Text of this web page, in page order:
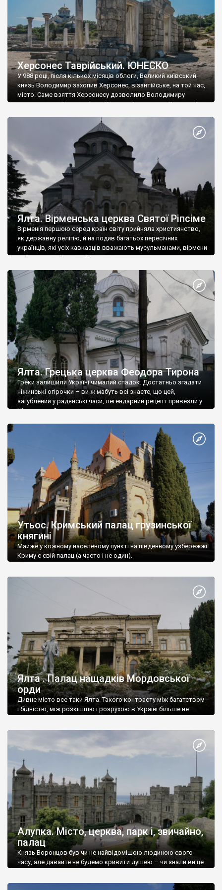
Херсонес Таврійський. ЮНЕСКО
У 988 році, після кількох місяців облоги, Великий київський
князь Володимир захопив Херсонес, візантійське, на той час,
місто. Саме взяття Херсонесу дозволило Володимиру
диктувати свої умови візантійському імператору Василю ІІ, та
Херсонесі Володимир-язичник, став Василем-християнином.
А потім було Хрещення Русі. На честь Херсонесу Таврійського
Ялта. Вірменська церква Святої Ріпсіме
Вірменія першою серед країн світу прийняла християнство,
як державну релігію, й на подив багатьох пересічних
українців, які усіх кавказців вважають мусульманами, вірмени
є відданими вірянами Христа
Ялта. Грецька церква Феодора Тирона
Греки залишили Україні чималий спадок. Достатньо згадати
ніжинські огірочки – ви ж мабуть всі знаєте, що цей,
загублений у радянські часи, легендарний рецепт привезли у
Ніжин греки?
Утьос. Кримський палац грузинської
княгині
Майже у кожному населеному пункті на південному узбережжі
Криму є свій палац (а часто і не один).
Ялта . Палац нащадків Мордовської
орди
Дивне місто все таки Ялта. Такого контрасту між багатством
і бідністю, між розкішшю і розрухою в Україні більше не
Алупка. Місто, церква, парк і, звичайно,
палац
Князь Воронцов був чи не найвідомішою людиною свого
часу, але давайте не будемо кривити душею – чи знали ви це